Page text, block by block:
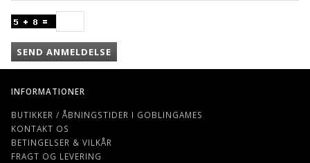
SEND ANMELDELSE
INFORMATIONER
BUTIKKER / ÅBNINGSTIDER I GOBLINGAMES
KONTAKT OS
BETINGELSER & VILKÅR
FRAGT OG LEVERING